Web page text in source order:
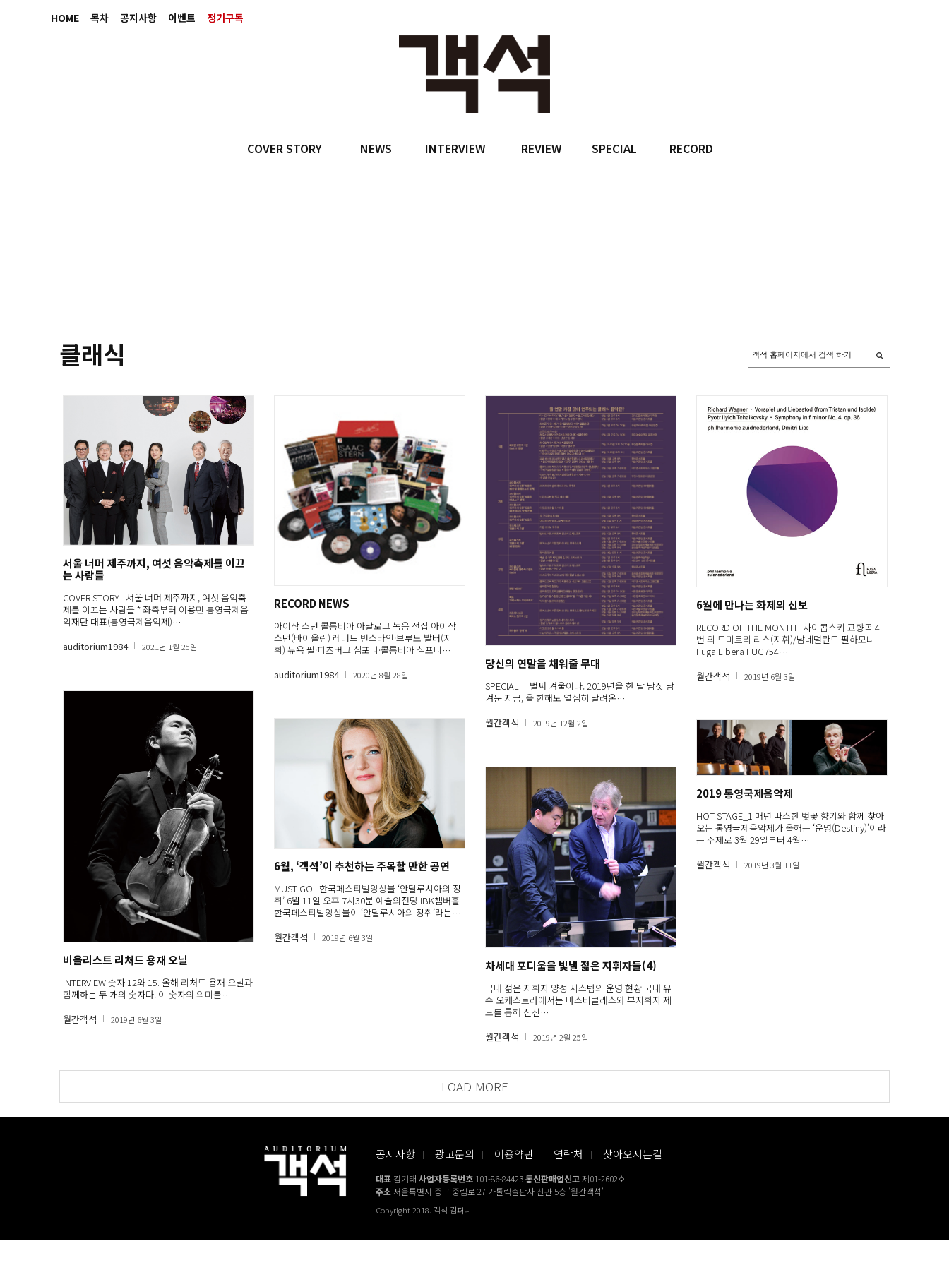
HOME 목차 공지사항 이벤트 정기구독
COVER STORY NEWS INTERVIEW REVIEW SPECIAL RECORD
클래식
서울 너머 제주까지, 여섯 음악축제를 이끄
는 사람들
COVER STORY 서울 너머 제주까지, 여섯 음악축
제를 이끄는 사람들 * 좌측부터 이용민 통영국제음
악재단 대표(통영국제음악제)…
auditorium1984
2021년 1월 25일
RECORD NEWS
아이작 스턴 콜롬비아 아날로그 녹음 전집 아이작
스턴(바이올린) 레너드 번스타인·브루노 발터(지
휘) 뉴욕 필·피츠버그 심포니·콜롬비아 심포니…
auditorium1984
2020년 8월 28일
당신의 연말을 채워줄 무대
SPECIAL 벌써 겨울이다. 2019년을 한 달 남짓 남
겨둔 지금, 올 한해도 열심히 달려온…
월간객석
2019년 12월 2일
6월에 만나는 화제의 신보
RECORD OF THE MONTH 차이콥스키 교향곡 4
번 외 드미트리 리스(지휘)/남네덜란드 필하모니
Fuga Libera FUG754…
월간객석
2019년 6월 3일
비올리스트 리처드 용재 오닐
INTERVIEW 숫자 12와 15. 올해 리처드 용재 오닐과
함께하는 두 개의 숫자다. 이 숫자의 의미를…
월간객석
2019년 6월 3일
6월, ‘객석’이 추천하는 주목할 만한 공연
MUST GO 한국페스티발앙상블 ‘안달루시아의 정
취’ 6월 11일 오후 7시30분 예술의전당 IBK챔버홀
한국페스티발앙상블이 ‘안달루시아의 정취’라는…
월간객석
2019년 6월 3일
2019 통영국제음악제
HOT STAGE_1 매년 따스한 벚꽃 향기와 함께 찾아
오는 통영국제음악제가 올해는 ‘운명(Destiny)’이라
는 주제로 3월 29일부터 4월…
월간객석
2019년 3월 11일
차세대 포디움을 빛낼 젊은 지휘자들(4)
국내 젊은 지휘자 양성 시스템의 운영 현황 국내 유
수 오케스트라에서는 마스터클래스와 부지휘자 제
도를 통해 신진…
월간객석
2019년 2월 25일
LOAD MORE
공지사항 광고문의 이용약관 연락처 찾아오시는길
대표김기태 사업자등록번호 101-86-84423통신판매업신고제01-2602호
주소서울특별시 중구 중림로 27 가톨릭출판사 신관 5층 '월간객석'
Copyright 2018. 객석 컴퍼니